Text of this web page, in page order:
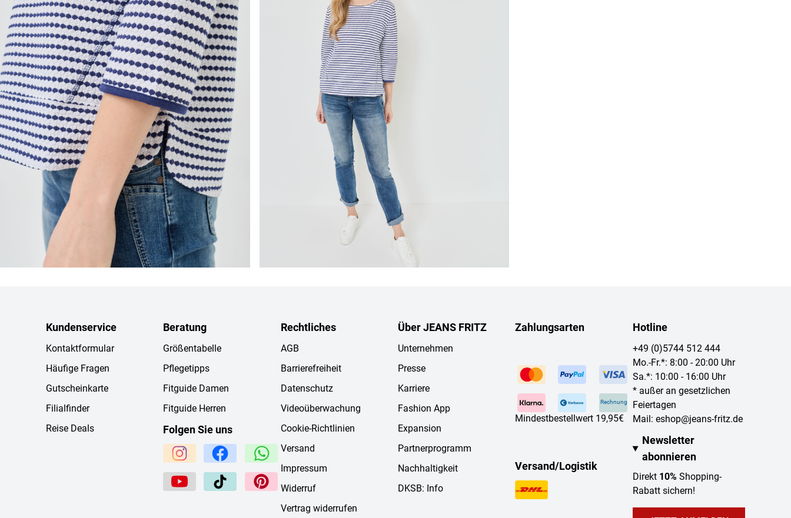
Kundenservice
Kontaktformular
Häufige Fragen
Gutscheinkarte
Filialfinder
Reise Deals
Beratung
Größentabelle
Pflegetipps
Fitguide Damen
Fitguide Herren
Folgen Sie uns
Rechtliches
AGB
Barrierefreiheit
Datenschutz
Videoüberwachung
Cookie-Richtlinien
Versand
Impressum
Widerruf
Vertrag widerrufen
Über JEANS FRITZ
Unternehmen
Presse
Karriere
Fashion App
Expansion
Partnerprogramm
Nachhaltigkeit
DKSB: Info
Zahlungsarten
Rechnung
Mindestbestellwert 19,95€
Versand/Logistik
Hotline
+49 (0)5744 512 444
Mo.-Fr.*: 8:00 - 20:00 Uhr
Sa.*: 10:00 - 16:00 Uhr
* außer an gesetzlichen
Feiertagen
Mail: eshop@jeans-fritz.de
Newsletter
abonnieren
Direkt 10%Shopping-
Rabatt sichern!